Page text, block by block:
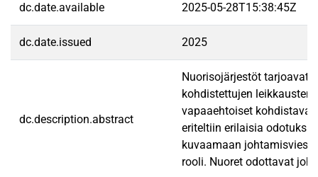
dc.date.available 2025-05-28T15:38:45Z
dc.date.issued 2025
dc.description.abstract
Nuorisojärjestöt tarjoavat
kohdistettujen
vapaaehtoiset
eriteltiin erilaisia
kuvaamaan
rooli. Nuoret odottavat